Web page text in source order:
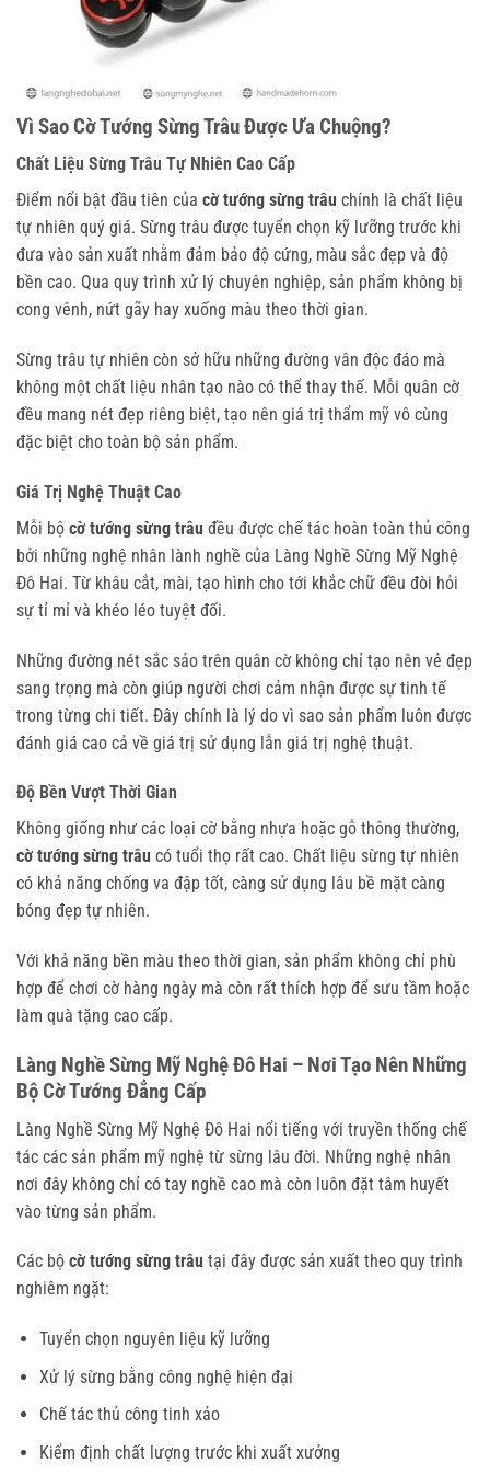
Vì Sao Cờ Tướng Sừng Trâu Được Ưa Chuộng?
Chất Liệu Sừng Trâu Tự Nhiên Cao Cấp
Điểm nổi bật đầu tiên của cờ tướng sừng trâu chính là chất liệu
tự nhiên quý giá. Sừng trâu được tuyển chọn kỹ lưỡng trước khi
đưa vào sản xuất nhằm đảm bảo độ cứng, màu sắc đẹp và độ
bền cao. Qua quy trình xử lý chuyên nghiệp, sản phẩm không bị
cong vênh, nứt gãy hay xuống màu theo thời gian.
Sừng trâu tự nhiên còn sở hữu những đường vân độc đáo mà
không một chất liệu nhân tạo nào có thể thay thế. Mỗi quân cờ
đều mang nét đẹp riêng biệt, tạo nên giá trị thẩm mỹ vô cùng
đặc biệt cho toàn bộ sản phẩm.
Giá Trị Nghệ Thuật Cao
Mỗi bộ cờ tướng sừng trâu đều được chế tác hoàn toàn thủ công
bởi những nghệ nhân lành nghề của Làng Nghề Sừng Mỹ Nghệ
Đô Hai. Từ khâu cắt, mài, tạo hình cho tới khắc chữ đều đòi hỏi
sự tỉ mỉ và khéo léo tuyệt đối.
Những đường nét sắc sảo trên quân cờ không chỉ tạo nên vẻ đẹp
sang trọng mà còn giúp người chơi cảm nhận được sự tinh tế
trong từng chi tiết. Đây chính là lý do vì sao sản phẩm luôn được
đánh giá cao cả về giá trị sử dụng lẫn giá trị nghệ thuật.
Độ Bền Vượt Thời Gian
Không giống như các loại cờ bằng nhựa hoặc gỗ thông thường,
cờ tướng sừng trâu có tuổi thọ rất cao. Chất liệu sừng tự nhiên
có khả năng chống va đập tốt, càng sử dụng lâu bề mặt càng
bóng đẹp tự nhiên.
Với khả năng bền màu theo thời gian, sản phẩm không chỉ phù
hợp để chơi cờ hàng ngày mà còn rất thích hợp để sưu tầm hoặc
làm quà tặng cao cấp.
Làng Nghề Sừng Mỹ Nghệ Đô Hai – Nơi Tạo Nên Những
Bộ Cờ Tướng Đẳng Cấp
Làng Nghề Sừng Mỹ Nghệ Đô Hai nổi tiếng với truyền thống chế
tác các sản phẩm mỹ nghệ từ sừng lâu đời. Những nghệ nhân
nơi đây không chỉ có tay nghề cao mà còn luôn đặt tâm huyết
vào từng sản phẩm.
Các bộ cờ tướng sừng trâu tại đây được sản xuất theo quy trình
nghiêm ngặt:
Tuyển chọn nguyên liệu kỹ lưỡng
Xử lý sừng bằng công nghệ hiện đại
Chế tác thủ công tinh xảo
Kiểm định chất lượng trước khi xuất xưởng